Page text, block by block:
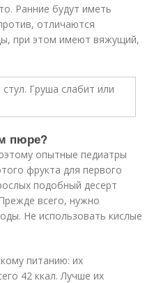
Ранние будут иметь
отличаются
при этом имеют вяжущий,
пюре?
опытные педиатры
фрукта для первого
подобный десерт
всего, нужно
Не использовать кислые
питанию: их
42 ккал. Лучше их